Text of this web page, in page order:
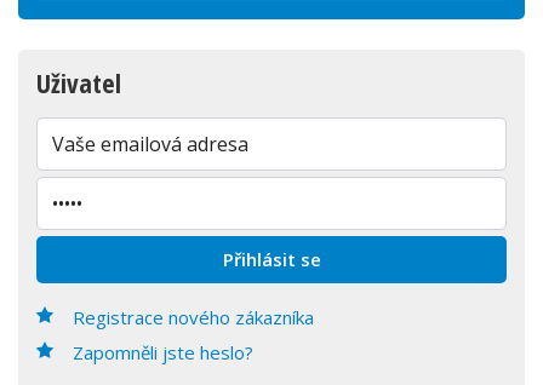
Uživatel
Registrace nového zákazníka
Zapomněli jste heslo?